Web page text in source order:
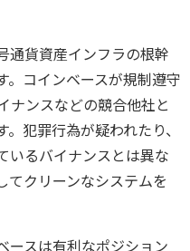
通貨資産インフラの根幹
。コインベースが規制遵守
ナンスなどの競合他社と
犯罪行為が疑われたり、
いるバイナンスとは異な
てクリーンなシステムを
ースは有利なポジション